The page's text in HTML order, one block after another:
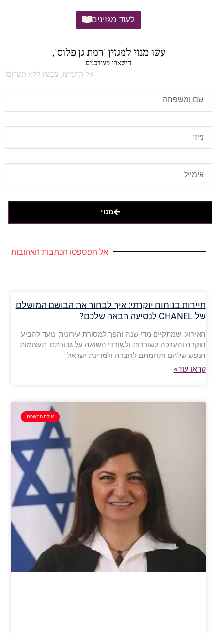
לעוד מגזינים
עשו מנוי למגזין 'רמת גן פלוס',
הישארו מעודכנים
אל תחמיצו, עכשיו ללא תשלום!
מנוי
אל תפספסו הכתבות האהובות
תיירות בניחוח יוקרתי: איך לבחור את הבושם המושלם
של CHANEL לנסיעה הבאה שלכם?
האירוע, שמתקיים מדי שנה והפך למסורת עירונית, נועד להביע
הוקרה והערכה לשורדות ולשורדי השואה על גבורתם, תעצומות
הנפש שלהם ותרומתם לחברה ולמדינת ישראל
קראו עוד»
אולם המשפט